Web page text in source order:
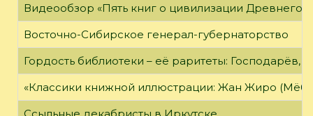
Видеообзор «Пять книг о цивилизации Древнего
Восточно-Сибирское генерал-губернаторство
Гордость библиотеки – её раритеты:
«Классики книжной иллюстрации: Жан Жиро